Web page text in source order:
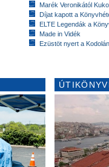
Marék Veronikától
Díjat kapott a
ELTE Legendák a
Made in Vidék
Ezüstöt nyert a